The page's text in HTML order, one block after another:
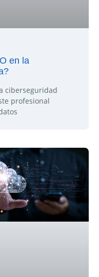
en la
ciberseguridad
profesional